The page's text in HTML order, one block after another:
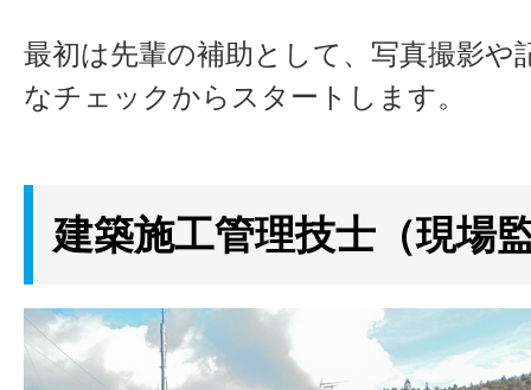
最初は先輩の補助として、写真撮影や
なチェックからスタートします。
建築施工管理技士（現場